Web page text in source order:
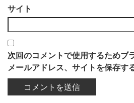
サイト
次回のコメントで使用するためブ
メールアドレス、サイトを保存する